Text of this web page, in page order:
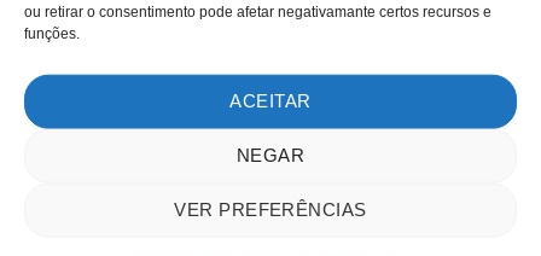
ou retirar o consentimento pode afetar negativamante certos recursos e
funções.
ACEITAR
NEGAR
VER PREFERÊNCIAS
Sem solução? Como podemos ajudar?
Updated on 25/01/2024